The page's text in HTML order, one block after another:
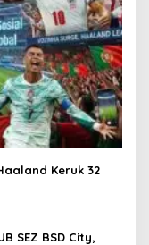
Keruk 32
SEZ BSD City,